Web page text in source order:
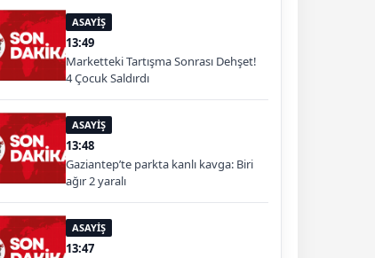
ASAYİŞ
13:49
Marketteki Tartışma Sonrası Dehşet!
4 Çocuk Saldırdı
ASAYİŞ
13:48
Gaziantep’te parkta kanlı kavga: Biri
ağır 2 yaralı
ASAYİŞ
13:47